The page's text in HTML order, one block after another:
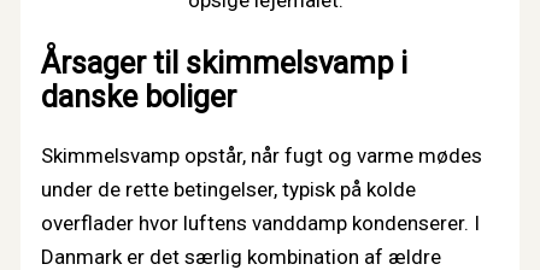
Årsager til skimmelsvamp i
danske boliger
Skimmelsvamp opstår, når fugt og varme mødes
under de rette betingelser, typisk på kolde
overflader hvor luftens vanddamp kondenserer. I
Danmark er det særlig kombination af ældre